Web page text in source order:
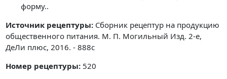
форму..
Источник рецептуры: Сборник рецептур на продукцию
общественного питания. М. П. Могильный Изд. 2-е,
ДеЛи плюс, 2016. - 888с
Номер рецептуры: 520